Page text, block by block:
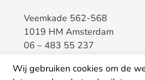
Veemkade 562-568
1019 HM Amsterdam
06 – 483 55 237
Wij gebruiken cookies om de